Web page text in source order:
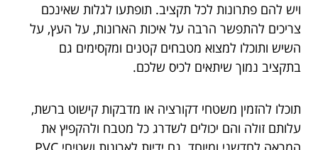
ויש להם פתרונות לכל תקציב. תופתעו לגלות שאינכם
צריכים להתפשר הרבה על איכות הארונות, על העץ, על
השיש ותוכלו למצוא מטבחים קטנים ומקסימים גם
בתקציב נמוך שיתאים לכיס שלכם.
תוכלו להזמין משטחי דקורציה או מדבקות קישוט ברשת,
עלותם זולה והם יכולים לשדרג כל מטבח ולהקפיץ את